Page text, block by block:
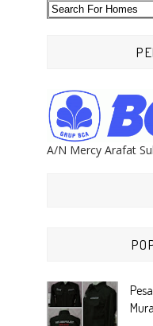
A/N Mercy Arafat